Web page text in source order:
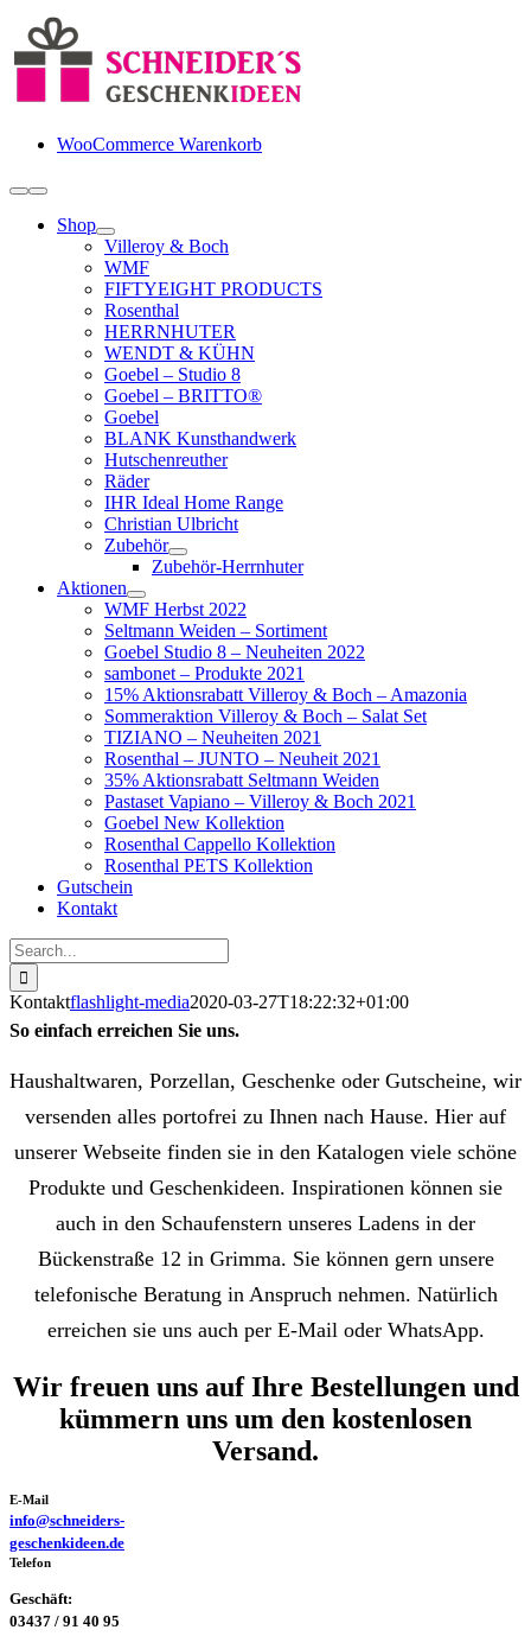
Inhalt
springen
WooCommerce Warenkorb
Toggle
Navigation
Shop
Villeroy & Boch
WMF
FIFTYEIGHT PRODUCTS
Rosenthal
HERRNHUTER
WENDT & KÜHN
Goebel – Studio 8
Goebel – BRITTO®
Goebel
BLANK Kunsthandwerk
Hutschenreuther
Räder
IHR Ideal Home Range
Christian Ulbricht
Zubehör
Zubehör-Herrnhuter
Aktionen
WMF Herbst 2022
Seltmann Weiden – Sortiment
Goebel Studio 8 – Neuheiten 2022
sambonet – Produkte 2021
15% Aktionsrabatt Villeroy & Boch – Amazonia
Sommeraktion Villeroy & Boch – Salat Set
TIZIANO – Neuheiten 2021
Rosenthal – JUNTO – Neuheit 2021
35% Aktionsrabatt Seltmann Weiden
Pastaset Vapiano – Villeroy & Boch 2021
Goebel New Kollektion
Rosenthal Cappello Kollektion
Rosenthal PETS Kollektion
Gutschein
Kontakt
Suche
nach:
Kontaktflashlight-media2020-03-27T18:22:32+01:00
So einfach erreichen Sie uns.
Haushaltwaren, Porzellan, Geschenke oder Gutscheine, wir
versenden alles portofrei zu Ihnen nach Hause. Hier auf
unserer Webseite finden sie in den Katalogen viele schöne
Produkte und Geschenkideen. Inspirationen können sie
auch in den Schaufenstern unseres Ladens in der
Bückenstraße 12 in Grimma. Sie können gern unsere
telefonische Beratung in Anspruch nehmen. Natürlich
erreichen sie uns auch per E-Mail oder WhatsApp.
Wir freuen uns auf Ihre Bestellungen und
kümmern uns um den kostenlosen
Versand.
E-Mail
info@schneiders-
geschenkideen.de
Telefon
Geschäft:
03437 / 91 40 95